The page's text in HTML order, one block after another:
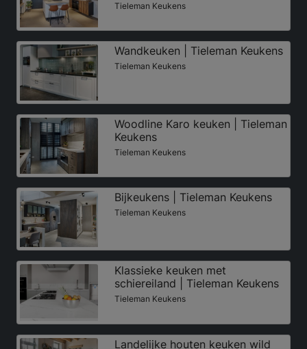
Tieleman Keukens
Wandkeuken | Tieleman Keukens
Tieleman Keukens
Woodline Karo keuken | Tieleman
Keukens
Tieleman Keukens
Bijkeukens | Tieleman Keukens
Tieleman Keukens
Klassieke keuken met
schiereiland | Tieleman Keukens
Tieleman Keukens
Landelijke houten keuken wild